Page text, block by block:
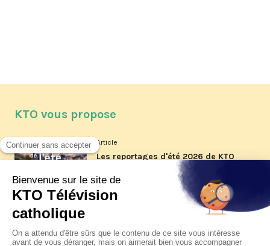
KTO vous propose
Article
Les reportages d'été 2026 de KTO
Article
La visite pastorale du pape Léon
jeudi 6 août